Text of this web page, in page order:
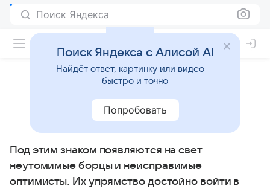
Поиск Яндекса
Овен: детский гороскоп
Под этим знаком появляются на свет
неутомимые борцы и неисправимые
оптимисты. Их упрямство достойно войти в
Поиск Яндекса с Алисой AI
Найдёт ответ, картинку или видео —
быстро и точно
Попробовать